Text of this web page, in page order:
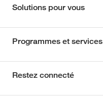
Solutions pour vous
Programmes et services
Restez connecté